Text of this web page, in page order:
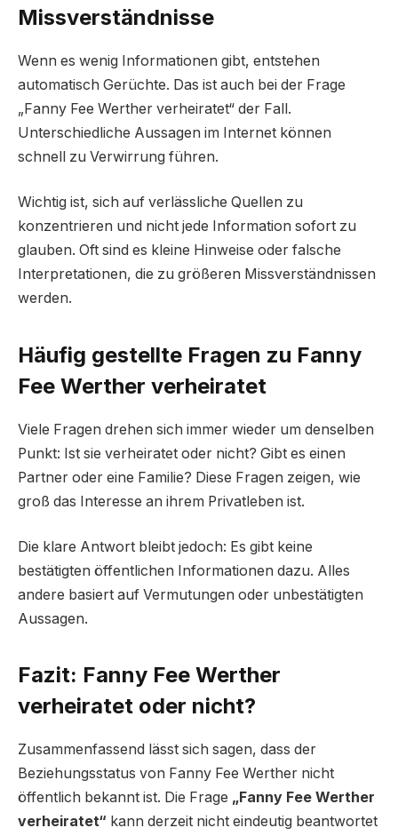
Missverständnisse
Wenn es wenig Informationen gibt, entstehen
automatisch Gerüchte. Das ist auch bei der Frage
„Fanny Fee Werther verheiratet“ der Fall.
Unterschiedliche Aussagen im Internet können
schnell zu Verwirrung führen.
Wichtig ist, sich auf verlässliche Quellen zu
konzentrieren und nicht jede Information sofort zu
glauben. Oft sind es kleine Hinweise oder falsche
Interpretationen, die zu größeren Missverständnissen
werden.
Häufig gestellte Fragen zu Fanny
Fee Werther verheiratet
Viele Fragen drehen sich immer wieder um denselben
Punkt: Ist sie verheiratet oder nicht? Gibt es einen
Partner oder eine Familie? Diese Fragen zeigen, wie
groß das Interesse an ihrem Privatleben ist.
Die klare Antwort bleibt jedoch: Es gibt keine
bestätigten öffentlichen Informationen dazu. Alles
andere basiert auf Vermutungen oder unbestätigten
Aussagen.
Fazit: Fanny Fee Werther
verheiratet oder nicht?
Zusammenfassend lässt sich sagen, dass der
Beziehungsstatus von Fanny Fee Werther nicht
öffentlich bekannt ist. Die Frage „Fanny Fee Werther
verheiratet“ kann derzeit nicht eindeutig beantwortet